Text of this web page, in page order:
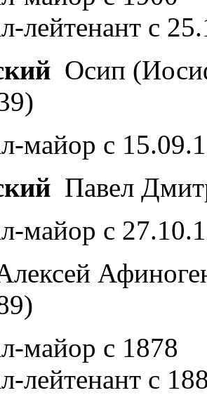
лейтенант с
Осип
майор с
Павел
майор с
майор с 1878
лейтенант с